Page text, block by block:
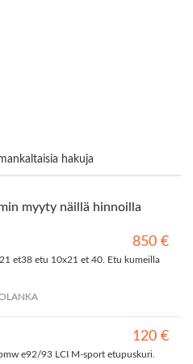
hakuja
myyty näillä hinnoilla
850 €
et38 etu 10x21 et 40. Etu kumeilla
120 €
e92/93 LCI M-sport etupuskuri.